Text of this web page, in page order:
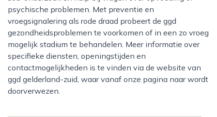
psychische problemen. Met preventie en
vroegsignalering als rode draad probeert de ggd
gezondheidsproblemen te voorkomen of in een zo vroeg
mogelijk stadium te behandelen. Meer informatie over
specifieke diensten, openingstijden en
contactmogelijkheden is te vinden via de website van
ggd gelderland-zuid, waar vanaf onze pagina naar wordt
doorverwezen.